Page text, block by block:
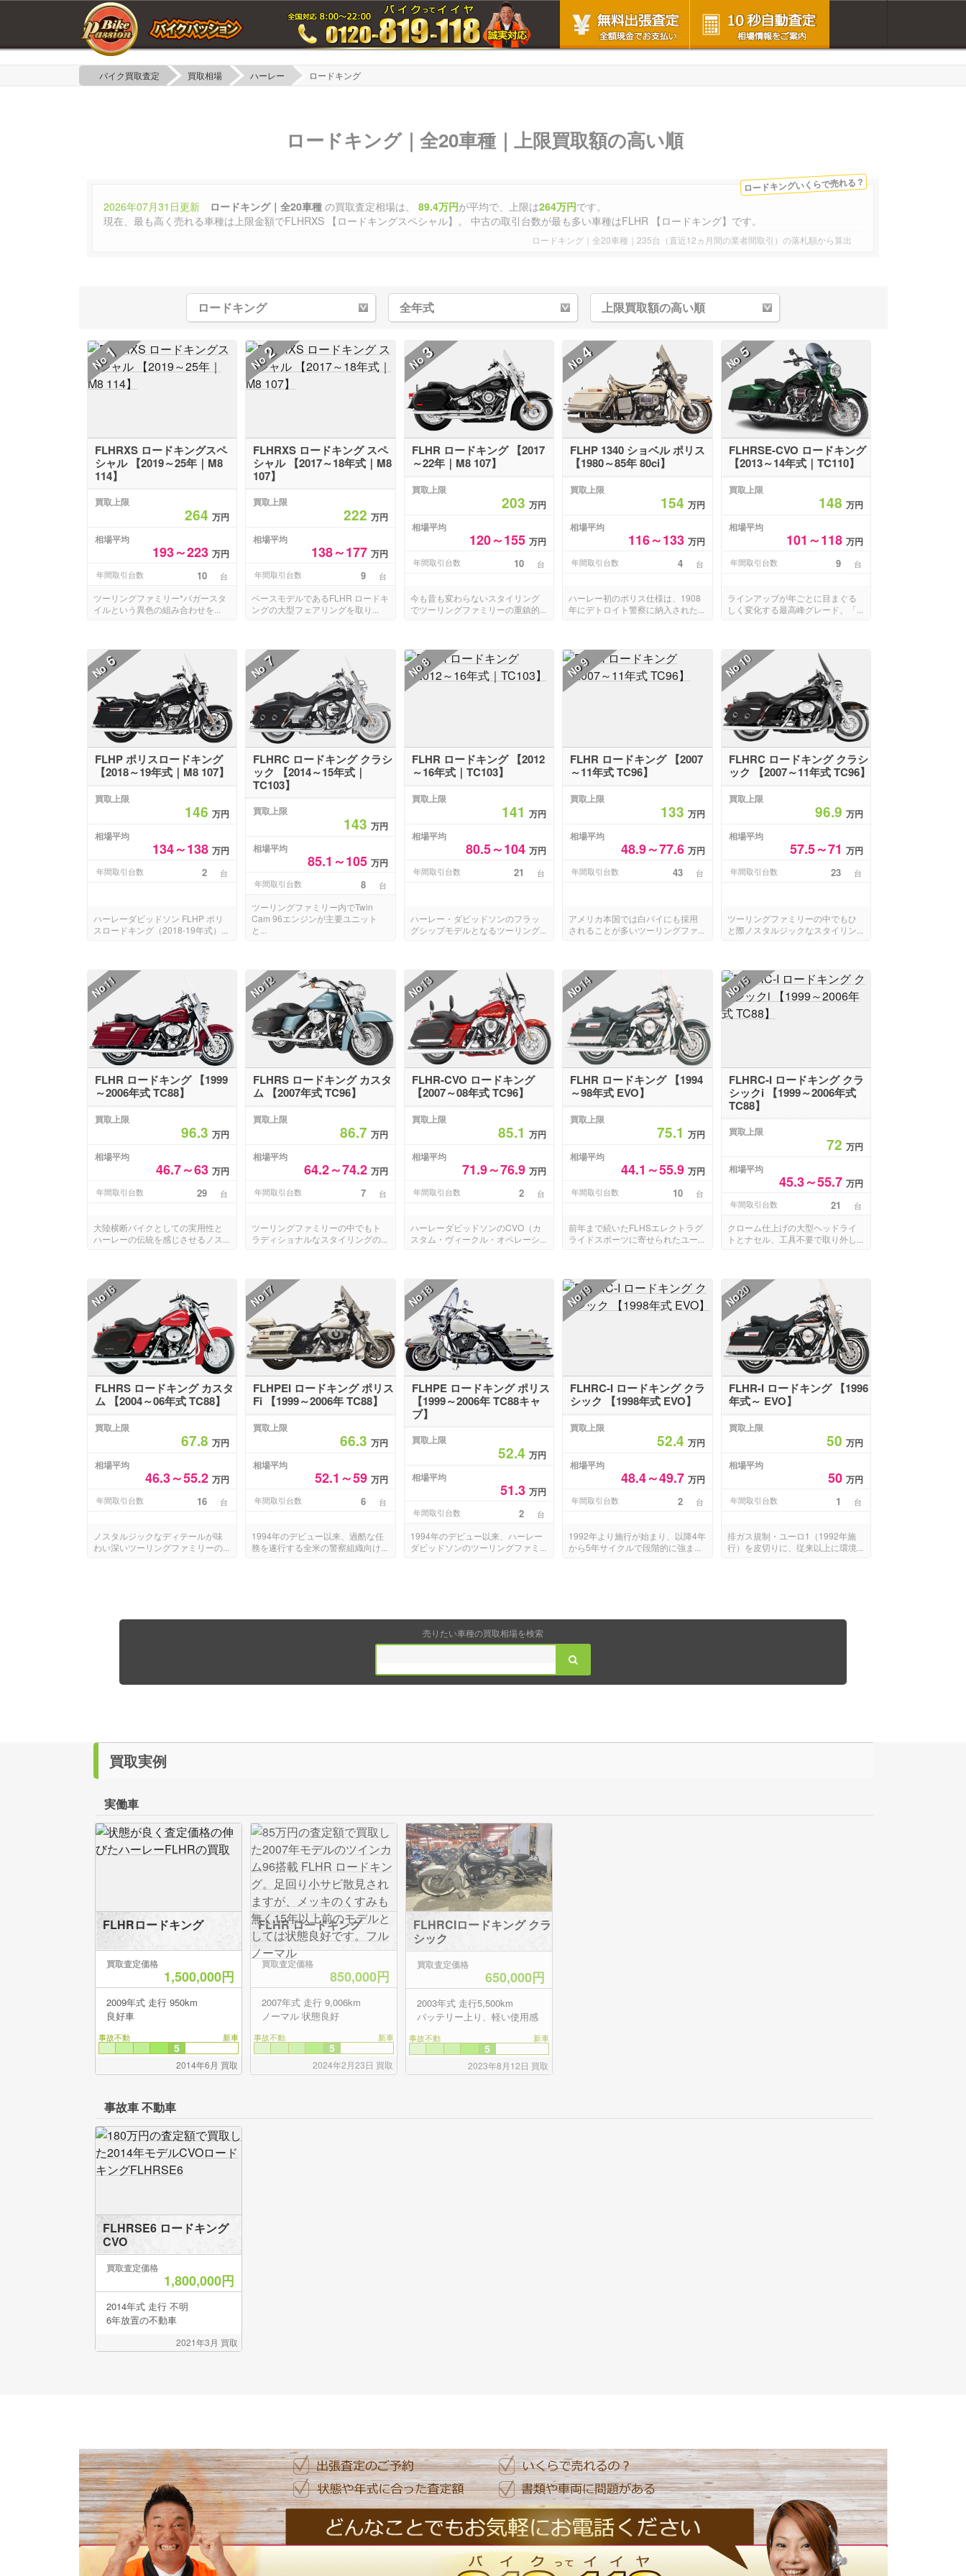
バイク買取査定 買取相場 ハーレー ロードキング
ロードキング｜全20車種｜上限買取額の高い順
ロードキングいくらで売れる？
2026年07月31日更新 ロードキング｜全20車種 の買取査定相場は、 89.4万円が平均で、上限は264万円です。
現在、最も高く売れる車種は上限金額でFLHRXS 【ロードキングスペシャル】。 中古の取引台数が最も多い車種はFLHR 【ロードキング】です。
ロードキング｜全20車種｜235台（直近12ヵ月間の業者間取引）の落札額から算出
No
1
FLHRXS ロードキングスペ
シャル 【2019～25年｜M8
114】
買取上限
264万円
相場平均
193～223万円
年間取引台数 10 台
ツーリングファミリー*バガースタ
イルという異色の組み合わせを...
No
2
FLHRXS ロードキング スペ
シャル 【2017～18年式｜M8
107】
買取上限
222 万円
相場平均
138～177 万円
年間取引台数 9 台
ベースモデルであるFLHR ロードキ
ングの大型フェアリングを取り...
No
3
FLHR ロードキング 【2017
～22年｜M8 107】
買取上限
203万円
相場平均
120～155万円
年間取引台数 10 台
今も昔も変わらないスタイリング
でツーリングファミリーの重鎮的...
No
4
FLHP 1340 ショベル ポリス
【1980～85年 80ci】
買取上限
154 万円
相場平均
116～133 万円
年間取引台数 4 台
ハーレー初のポリス仕様は、1908
年にデトロイト警察に納入された...
No
5
FLHRSE-CVO ロードキング
【2013～14年式｜TC110】
買取上限
148万円
相場平均
101～118万円
年間取引台数 9 台
ラインアップが年ごとに目まぐる
しく変化する最高峰グレード、「...
No
6
FLHP ポリスロードキング
【2018～19年式｜M8 107】
買取上限
146万円
相場平均
134～138万円
年間取引台数 2 台
ハーレーダビッドソン FLHP ポリ
スロードキング（2018-19年式）...
No
7
FLHRC ロードキング クラシ
ック 【2014～15年式｜
TC103】
買取上限
143 万円
相場平均
85.1～105 万円
年間取引台数 8 台
ツーリングファミリー内でTwin
Cam 96エンジンが主要ユニット
と...
No
8
FLHR ロードキング 【2012
～16年式｜TC103】
買取上限
141万円
相場平均
80.5～104万円
年間取引台数 21 台
ハーレー・ダビッドソンのフラッ
グシップモデルとなるツーリング...
No
9
FLHR ロードキング 【2007
～11年式 TC96】
買取上限
133 万円
相場平均
48.9～77.6 万円
年間取引台数 43 台
アメリカ本国では白バイにも採用
されることが多いツーリングファ...
No
10
FLHRC ロードキング クラシ
ック 【2007～11年式 TC96】
買取上限
96.9万円
相場平均
57.5～71万円
年間取引台数 23 台
ツーリングファミリーの中でもひ
と際ノスタルジックなスタイリン...
No
11
FLHR ロードキング 【1999
～2006年式 TC88】
買取上限
96.3万円
相場平均
46.7～63万円
年間取引台数 29 台
大陸横断バイクとしての実用性と
ハーレーの伝統を感じさせるノス...
No
12
FLHRS ロードキング カスタ
ム 【2007年式 TC96】
買取上限
86.7 万円
相場平均
64.2～74.2 万円
年間取引台数 7 台
ツーリングファミリーの中でもト
ラディショナルなスタイリングの...
No
13
FLHR-CVO ロードキング
【2007～08年式 TC96】
買取上限
85.1万円
相場平均
71.9～76.9万円
年間取引台数 2 台
ハーレーダビッドソンのCVO（カ
スタム・ヴィークル・オペレーシ...
No
14
FLHR ロードキング 【1994
～98年式 EVO】
買取上限
75.1 万円
相場平均
44.1～55.9 万円
年間取引台数 10 台
前年まで続いたFLHSエレクトラグ
ライドスポーツに寄せられたユー...
No
15
FLHRC-I ロードキング クラ
シックi 【1999～2006年式
TC88】
買取上限
72万円
相場平均
45.3～55.7万円
年間取引台数 21 台
クローム仕上げの大型ヘッドライ
トとナセル、工具不要で取り外し...
No
16
FLHRS ロードキング カスタ
ム 【2004～06年式 TC88】
買取上限
67.8万円
相場平均
46.3～55.2万円
年間取引台数 16 台
ノスタルジックなディテールが味
わい深いツーリングファミリーの...
No
17
FLHPEI ロードキング ポリス
Fi 【1999～2006年 TC88】
買取上限
66.3 万円
相場平均
52.1～59 万円
年間取引台数 6 台
1994年のデビュー以来、過酷な任
務を遂行する全米の警察組織向け...
No
18
FLHPE ロードキング ポリス
【1999～2006年 TC88キャ
ブ】
買取上限
52.4万円
相場平均
51.3万円
年間取引台数 2 台
1994年のデビュー以来、ハーレー
ダビッドソンのツーリングファミ...
No
19
FLHRC-I ロードキング クラ
シック 【1998年式 EVO】
買取上限
52.4 万円
相場平均
48.4～49.7 万円
年間取引台数 2 台
1992年より施行が始まり、以降4年
から5年サイクルで段階的に強ま...
No
20
FLHR-I ロードキング 【1996
年式～ EVO】
買取上限
50万円
相場平均
50万円
年間取引台数 1 台
排ガス規制・ユーロ1（1992年施
行）を皮切りに、従来以上に環境...
売りたい車種の買取相場を検索
買取実例
実働車
FLHRロードキング
買取査定価格
1,500,000円
2009年式 走行 950km
良好車
事故不動 新車
5
2014年6月 買取
FLHR ロードキング
買取査定価格
850,000円
2007年式 走行 9,006km
ノーマル 状態良好
事故不動 新車
5
2024年2月23日 買取
FLHRCIロードキング クラ
シック
買取査定価格
650,000円
2003年式 走行5,500km
バッテリー上り、軽い使用感
事故不動 新車
5
2023年8月12日 買取
事故車 不動車
FLHRSE6 ロードキング
CVO
買取査定価格
1,800,000円
2014年式 走行 不明
6年放置の不動車
2021年3月 買取